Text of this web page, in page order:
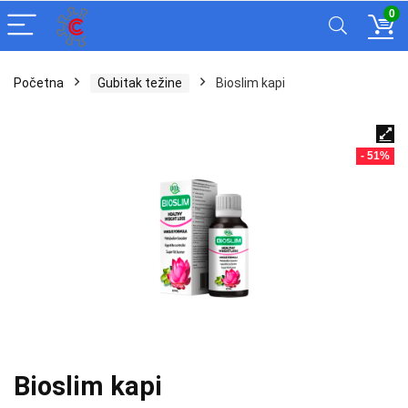
0
Početna Gubitak težine Bioslim kapi
- 51%
Bioslim kapi